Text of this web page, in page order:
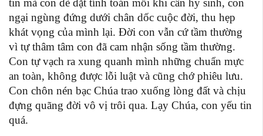
tin mà con dè dặt tính toán mỗi khi cần hy sinh, con
ngại ngùng đứng dưới chân dốc cuộc đời, thu hẹp
khát vọng của mình lại. Đời con vẫn cứ tầm thường
vì tự thâm tâm con đã cam nhận sống tầm thường.
Con tự vạch ra xung quanh mình những chuẩn mực
an toàn, không được lỗi luật và cũng chớ phiêu lưu.
Con chôn nén bạc Chúa trao xuống lòng đất và chịu
đựng quãng đời vô vị trôi qua. Lạy Chúa, con yếu tin
quá.